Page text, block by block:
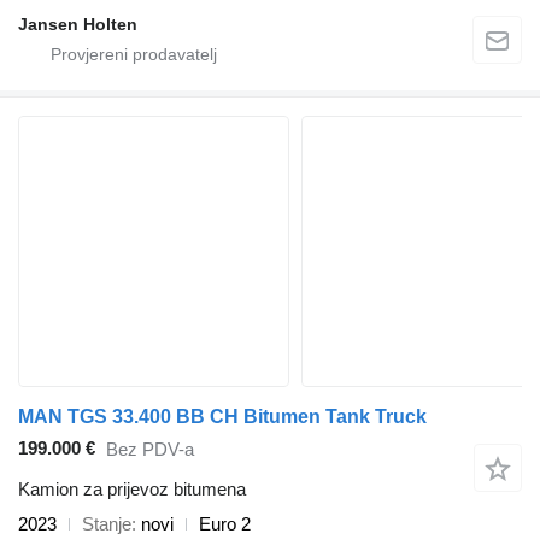
Jansen Holten
MAN TGS 33.400 BB CH Bitumen Tank Truck
199.000 € Bez PDV-a
Kamion za prijevoz bitumena
2023
Stanje novi
Euro 2